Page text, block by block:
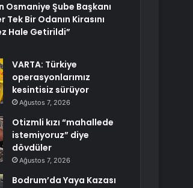
Osmaniye Şube Başkanı
Tek Bir Odanın Kirasını
Hale Getirildi”
VARTA: Türkiye
operasyonlarımız
kesintisiz sürüyor
Ağustos 7, 2026
Otizmli kızı “mahallede
istemiyoruz” diye
dövdüler
Ağustos 7, 2026
Bodrum’da Yaya Kazası